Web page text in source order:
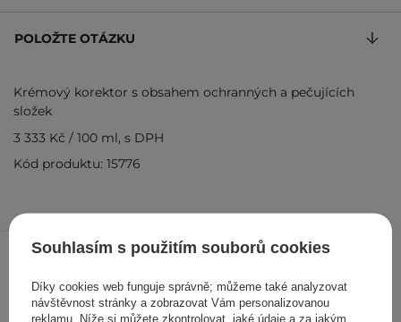
200 Kč / ks
PŘIDAT DO KOŠÍKU
POLOŽTE OTÁZKU
Krémový korektor s obsahem ochranných a pečujících
složek
3 333 Kč / 100 ml, s DPH
Kód produktu: 15776
Souhlasím s použitím souborů cookies
Díky cookies web funguje správně; můžeme také analyzovat
návštěvnost stránky a zobrazovat Vám personalizovanou
reklamu. Níže si můžete zkontrolovat, jaké údaje a za jakým